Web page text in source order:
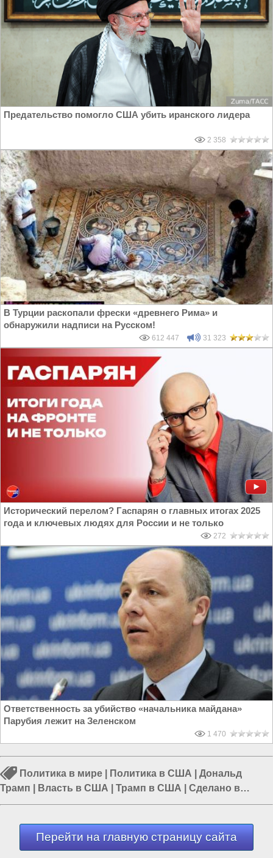
Предательство помогло США убить иранского лидера
2 358
В Турции раскопали фрески «древнего Рима» и
обнаружили надписи на Русском!
612 447 31 323
Исторический перелом? Гаспарян о главных итогах 2025
года и ключевых людях для России и не только
272
Ответственность за убийство «начальника майдана»
Парубия лежит на Зеленском
1 470
Политика в мире Политика в США
Дональд
Трамп
Власть в США Трамп в США
Сделано в
России|Владимир Зеленский
Перейти на главную страницу сайта